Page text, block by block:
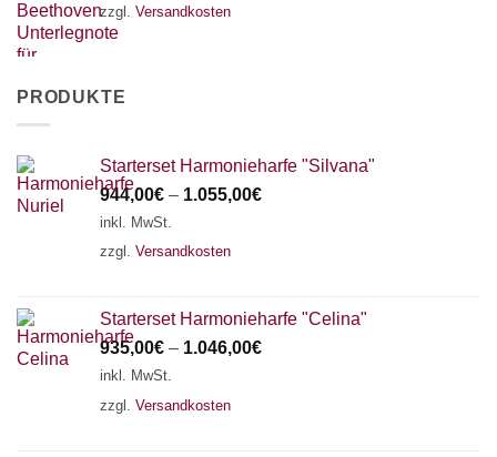
zzgl. Versandkosten
PRODUKTE
Starterset Harmonieharfe "Silvana"
944,00€ – 1.055,00€
inkl. MwSt.
zzgl. Versandkosten
Starterset Harmonieharfe "Celina"
935,00€ – 1.046,00€
inkl. MwSt.
zzgl. Versandkosten